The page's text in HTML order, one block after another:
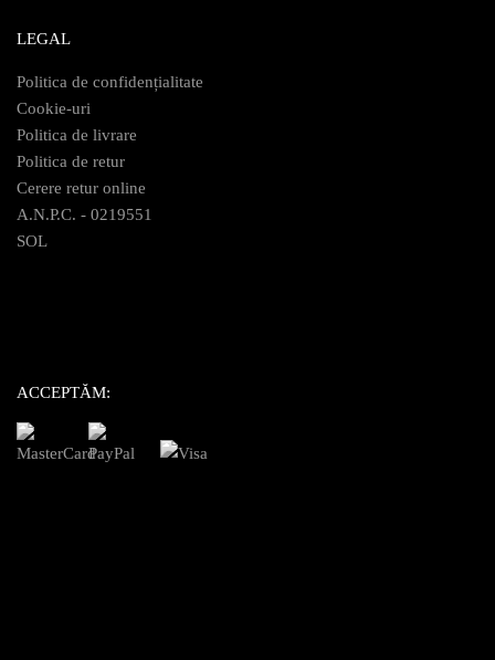
LEGAL
Politica de confidențialitate
Cookie-uri
Politica de livrare
Politica de retur
Cerere retur online
A.N.P.C. - 0219551
SOL
ACCEPTĂM: